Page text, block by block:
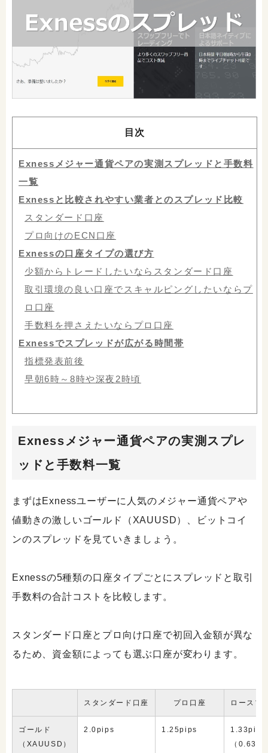
目次
Exnessメジャー通貨ペアの実測スプレッドと手数料
一覧
Exnessと比較されやすい業者とのスプレッド比較
スタンダード口座
プロ向けのECN口座
Exnessの口座タイプの選び方
少額からトレードしたいならスタンダード口座
取引環境の良い口座でスキャルピングしたいならプ
ロ口座
手数料を押さえたいならプロ口座
Exnessでスプレッドが広がる時間帯
指標発表前後
早朝6時～8時や深夜2時頃
Exnessメジャー通貨ペアの実測スプレ
ッドと手数料一覧
まずはExnessユーザーに人気のメジャー通貨ペアや
値動きの激しいゴールド（XAUUSD）、ビットコイ
ンのスプレッドを見ていきましょう。
Exnessの5種類の口座タイプごとにスプレッドと取引
手数料の合計コストを比較します。
スタンダード口座とプロ向け口座で初回入金額が異な
るため、資金額によっても選ぶ口座が変わります。
スタンダード口座 プロ口座 ロースプ
ゴールド
（XAUUSD）
2.0pips 1.25pips
1.33pips
（